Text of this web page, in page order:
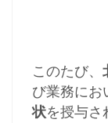
このたび、
び業務にお
状を授与さ